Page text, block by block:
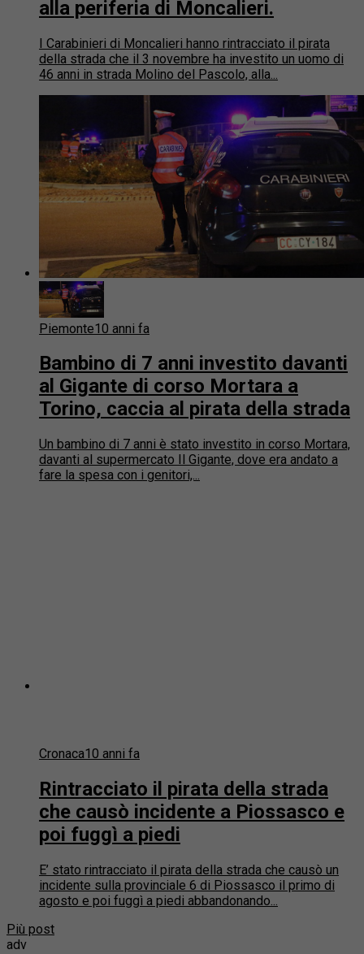
alla periferia di Moncalieri.
I Carabinieri di Moncalieri hanno rintracciato il pirata
della strada che il 3 novembre ha investito un uomo di
46 anni in strada Molino del Pascolo, alla...
Piemonte10 anni fa
Bambino di 7 anni investito davanti
al Gigante di corso Mortara a
Torino, caccia al pirata della strada
Un bambino di 7 anni è stato investito in corso Mortara,
davanti al supermercato Il Gigante, dove era andato a
fare la spesa con i genitori,...
Cronaca10 anni fa
Rintracciato il pirata della strada
che causò incidente a Piossasco e
poi fuggì a piedi
E’ stato rintracciato il pirata della strada che causò un
incidente sulla provinciale 6 di Piossasco il primo di
agosto e poi fuggì a piedi abbandonando...
Più post
adv